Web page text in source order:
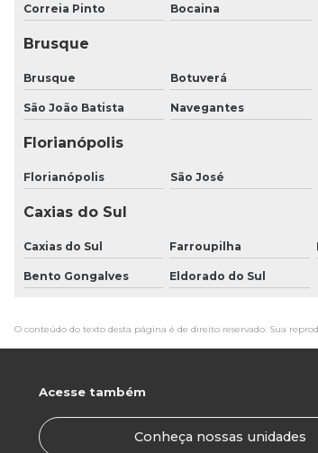
Correia Pinto Bocaina
Brusque
Brusque Botuverá
São João Batista Navegantes
Florianópolis
Florianópolis São José
Caxias do Sul
Caxias do Sul Farroupilha
Bento Gongalves Eldorado do Sul
O conteúdo do texto desta página é de direito reservado. Sua
Acesse também
Conheça nossas unidades